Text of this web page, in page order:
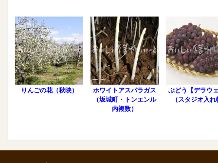
りんごの花（秋映）
ホワイトアスパラガス
（坂城町・トンエンル
内複数）
ぶどう【デラウ
（スタジオ入れ